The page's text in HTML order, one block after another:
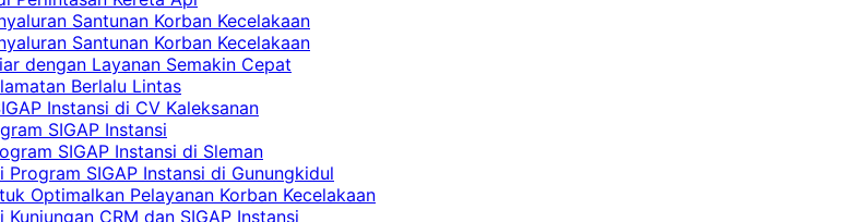
Santunan Korban Kecelakaan
Santunan Korban Kecelakaan
dengan Layanan Semakin Cepat
Berlalu Lintas
Instansi di CV Kaleksanan
SIGAP Instansi
SIGAP Instansi di Sleman
SIGAP Instansi di Gunungkidul
Optimalkan Pelayanan Korban Kecelakaan
CRM dan SIGAP Instansi